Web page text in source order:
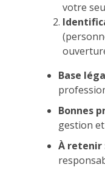
votre
Base
Bonnes
gestion
À retenir